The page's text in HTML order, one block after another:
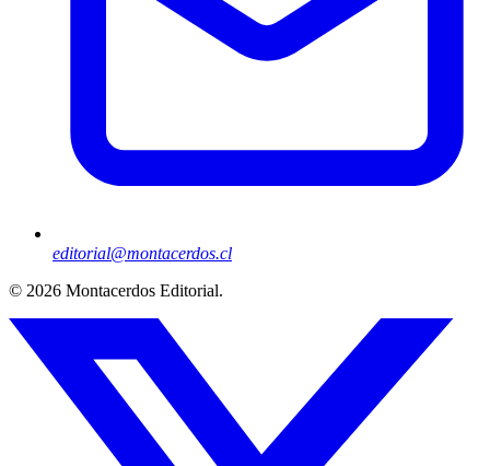
editorial@montacerdos.cl
© 2026 Montacerdos Editorial.